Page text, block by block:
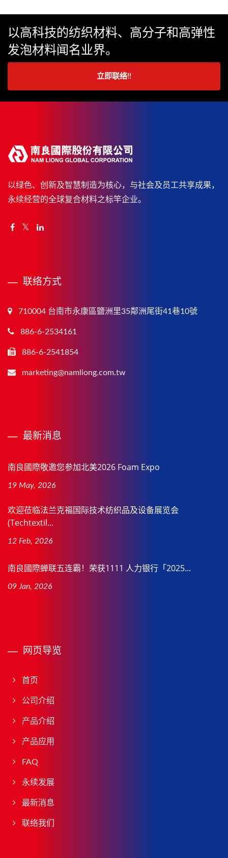
以高科技的纺织材料、高分子和高弹性
发泡材料闻名业界。
立即联络!!
以绿色、创新及智慧制造为核心，与社会及员工共享成果，
永续经营的全球复合材料之标竿企业。
联络方式
710004 台南市永康區鹽洲里35鄰洲尾街41巷10號
886-6-2534161
886-6-2541854
marketing@namliong.com.tw
最新消息
南良國際敬邀您参加北美2026 Foam Expo
19 May, 2026
欢迎莅临法兰克福国际技术纺织品及设备展览会
(Techtextil...
12 Feb, 2026
南良國際蝉联五连霸！荣获1111 人力银行「2025...
09 Jan, 2026
网页导览
首页
公司介绍
产品介绍
产品应用
FAQ
永续发展
最新消息
联络我们